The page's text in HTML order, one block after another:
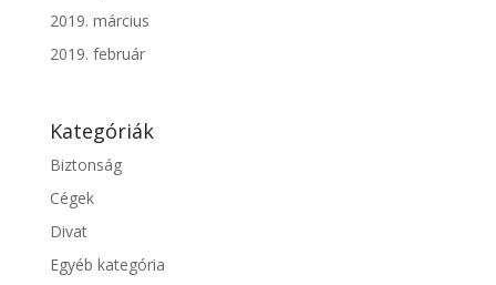
2019. március
2019. február
Kategóriák
Biztonság
Cégek
Divat
Egyéb kategória